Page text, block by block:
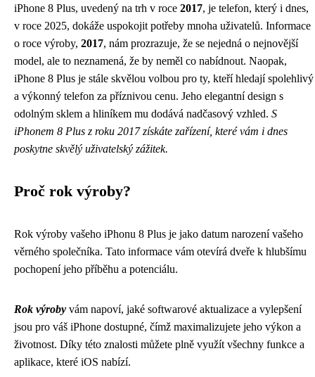
iPhone 8 Plus, uvedený na trh v roce 2017, je telefon, který i dnes,
v roce 2025, dokáže uspokojit potřeby mnoha uživatelů. Informace
o roce výroby, 2017, nám prozrazuje, že se nejedná o nejnovější
model, ale to neznamená, že by neměl co nabídnout. Naopak,
iPhone 8 Plus je stále skvělou volbou pro ty, kteří hledají spolehlivý
a výkonný telefon za příznivou cenu. Jeho elegantní design s
odolným sklem a hliníkem mu dodává nadčasový vzhled. S
iPhonem 8 Plus z roku 2017 získáte zařízení, které vám i dnes
poskytne skvělý uživatelský zážitek.
Proč rok výroby?
Rok výroby vašeho iPhonu 8 Plus je jako datum narození vašeho
věrného společníka. Tato informace vám otevírá dveře k hlubšímu
pochopení jeho příběhu a potenciálu.
Rok výroby vám napoví, jaké softwarové aktualizace a vylepšení
jsou pro váš iPhone dostupné, čímž maximalizujete jeho výkon a
životnost. Díky této znalosti můžete plně využít všechny funkce a
aplikace, které iOS nabízí.